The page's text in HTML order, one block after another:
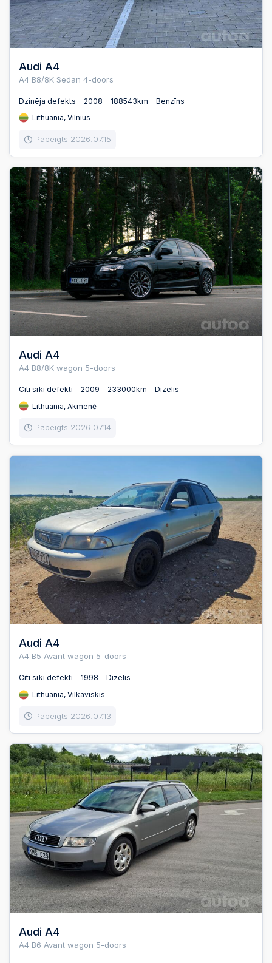
Audi A4
A4 B8/8K Sedan 4-doors
Dzinēja defekts 2008 188543km
Benzīns
Lithuania, Vilnius
Pabeigts 2026.07.15
Audi A4
A4 B8/8K wagon 5-doors
Citi sīki defekti 2009 233000km
Dīzelis
Lithuania, Akmenė
Pabeigts 2026.07.14
Audi A4
A4 B5 Avant wagon 5-doors
Citi sīki defekti 1998
Dīzelis
Lithuania, Vilkaviskis
Pabeigts 2026.07.13
Audi A4
A4 B6 Avant wagon 5-doors